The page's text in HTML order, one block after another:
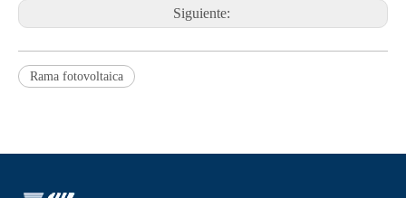
Siguiente:
Rama fotovoltaica